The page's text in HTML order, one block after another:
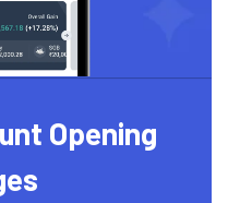
Opening